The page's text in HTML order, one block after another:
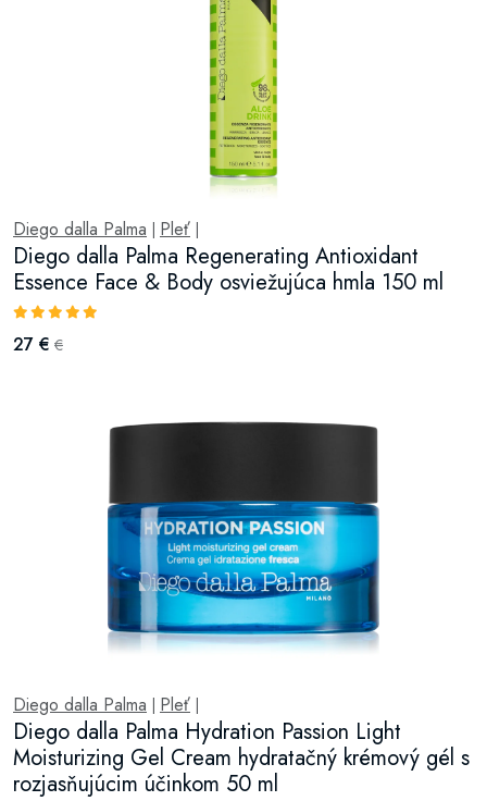
Diego dalla Palma Pleť
Diego dalla Palma Regenerating Antioxidant
Essence Face & Body osviežujúca hmla 150 ml
27 € €
Diego dalla Palma Pleť
Diego dalla Palma Hydration Passion Light
Moisturizing Gel Cream hydratačný krémový gél s
rozjasňujúcim účinkom 50 ml